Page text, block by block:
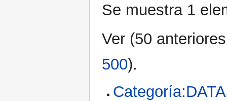
Se muestra 1
Ver (50 anteriores
500).